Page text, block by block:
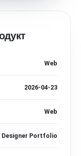
Web
2026-04-23
Web
Designer Portfolio